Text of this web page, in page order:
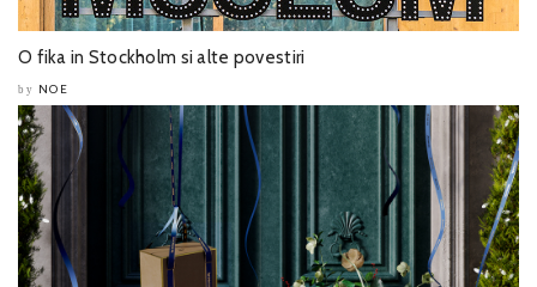
O fika in Stockholm si alte povestiri
by NOE